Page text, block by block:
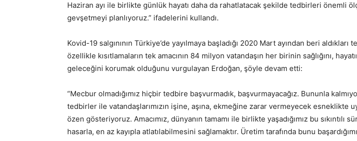
Haziran ayı ile birlikte günlük hayatı daha da rahatlatacak şekilde tedbirleri önemli
gevşetmeyi planlıyoruz.” ifadelerini kullandı.
Kovid-19 salgınının Türkiye’de yayılmaya başladığı 2020 Mart ayından beri aldıkları
özellikle kısıtlamaların tek amacının 84 milyon vatandaşın her birinin sağlığını,
geleceğini korumak olduğunu vurgulayan Erdoğan, şöyle devam etti:
“Mecbur olmadığımız hiçbir tedbire başvurmadık, başvurmayacağız. Bununla
tedbirler ile vatandaşlarımızın işine, aşına, ekmeğine zarar vermeyecek esneklikte
özen gösteriyoruz. Amacımız, dünyanın tamamı ile birlikte yaşadığımız bu sıkıntılı
hasarla, en az kayıpla atlatılabilmesini sağlamaktır. Üretim tarafında bunu